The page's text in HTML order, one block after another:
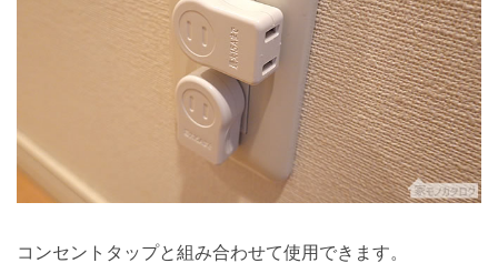
コンセントタップと組み合わせて使用できます。